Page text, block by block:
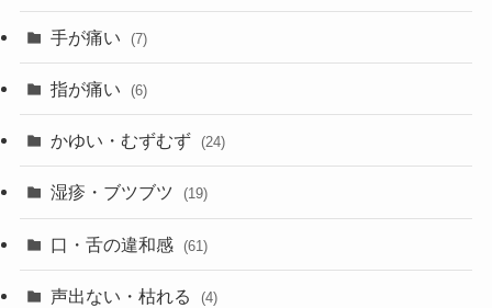
手が痛い (7)
指が痛い (6)
かゆい・むずむず (24)
湿疹・ブツブツ (19)
口・舌の違和感 (61)
声出ない・枯れる (4)